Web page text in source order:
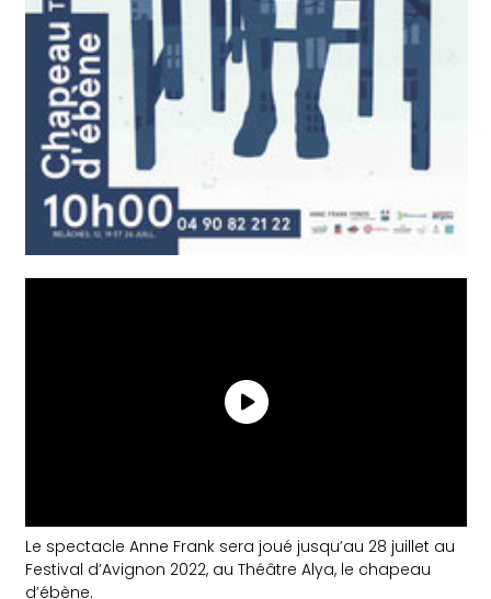
Le spectacle Anne Frank sera joué jusqu’au 28 juillet au
Festival d’Avignon 2022, au Théâtre Alya, le chapeau
d’ébène.